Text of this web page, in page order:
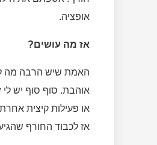
אופציה.
אז מה עושים?
האמת שיש הרבה מה
אוהבת. סוף סוף יש לי
או פעילות קיצית
אז לכבוד החורף